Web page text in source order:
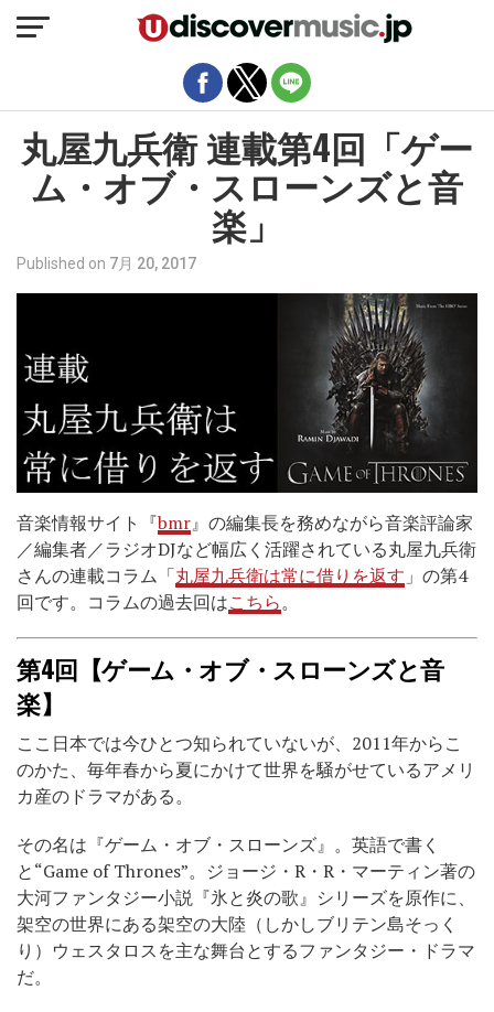
丸屋九兵衛 連載第4回「ゲー
ム・オブ・スローンズと音
楽」
Published on 7月 20, 2017
音楽情報サイト『bmr』の編集長を務めながら音楽評論家
／編集者／ラジオDJなど幅広く活躍されている丸屋九兵衛
さんの連載コラム「丸屋九兵衛は常に借りを返す 」の第4
回です。コラムの過去回はこちら。
第4回【ゲーム・オブ・スローンズと音
楽】
ここ日本では今ひとつ知られていないが、2011年からこ
のかた、毎年春から夏にかけて世界を騒がせているアメリ
カ産のドラマがある。
その名は『ゲーム・オブ・スローンズ』。英語で書く
と“Game of Thrones”。ジョージ・R・R・マーティン著の
大河ファンタジー小説『氷と炎の歌』シリーズを原作に、
架空の世界にある架空の大陸（しかしブリテン島そっく
り）ウェスタロスを主な舞台とするファンタジー・ドラマ
だ。
モバイルバージョンを終了